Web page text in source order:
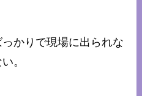
かりで現場に出られな
。